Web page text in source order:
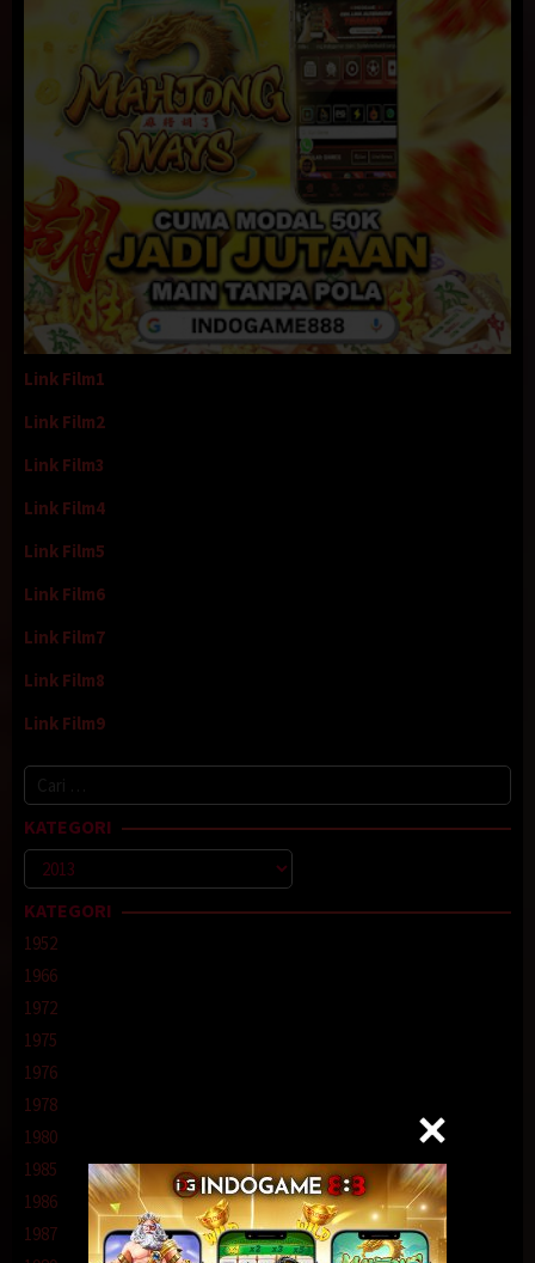
Link Film1
Link Film2
Link Film3
Link Film4
Link Film5
Link Film6
Link Film7
Link Film8
Link Film9
Cari
untuk:
KATEGORI
Kategori
KATEGORI
1952
1966
1972
1975
1976
1978
1980
1985
1986
1987